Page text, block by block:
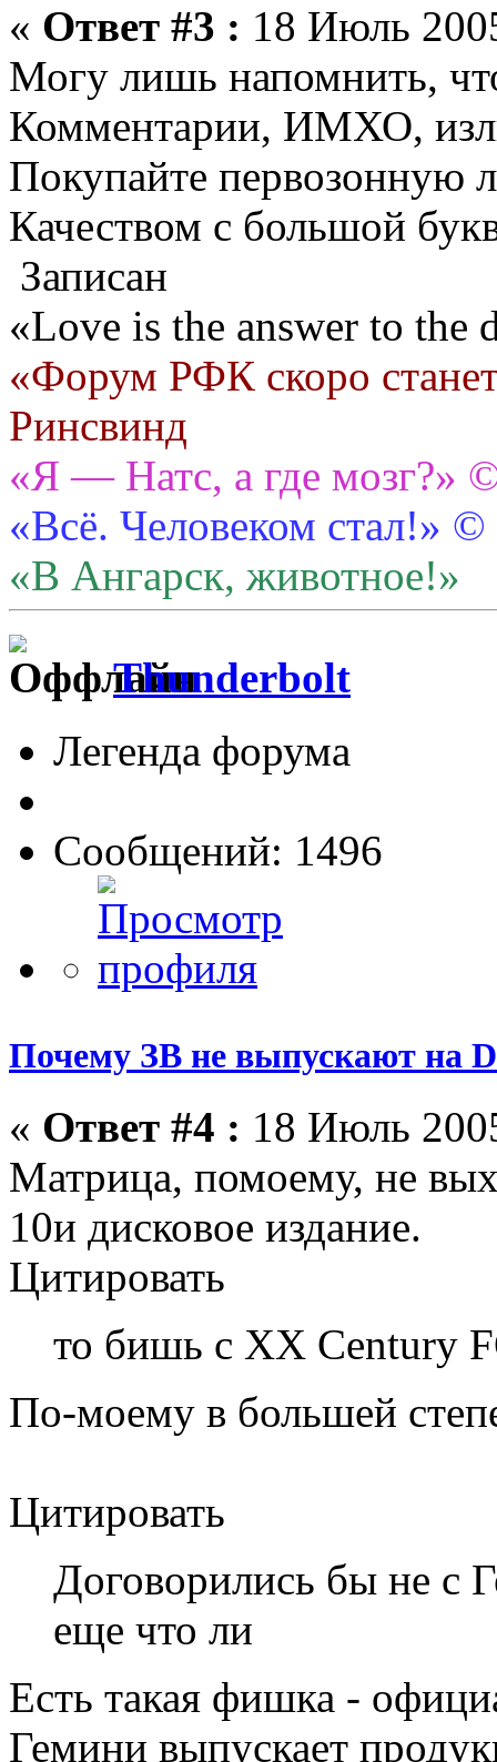
« Ответ #3 : 18 Июль
Могу лишь напомнить,
Комментарии, ИМХО,
Покупайте первозонную
Качеством с большой
Записан
«Love is the answer to the
«Форум РФК скоро
Ринсвинд
«Я — Натс, а где мозг?»
«Всё. Человеком стал!»
«В Ангарск, животное!»
Thunderbolt
Легенда форума
Сообщений: 1496
Почему ЗВ не выпускают на
« Ответ #4 : 18 Июль
Матрица, помоему, не
10и дисковое издание.
Цитировать
то бишь с XX Century
По-моему в большей
Цитировать
Договорились бы не с
еще что ли
Есть такая фишка -
Гемини выпускает